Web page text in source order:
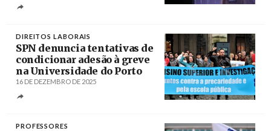
DIREITOS LABORAIS
SPN denuncia tentativas de
condicionar adesão à greve
na Universidade do Porto
16 DE DEZEMBRO DE 2025
PROFESSORES